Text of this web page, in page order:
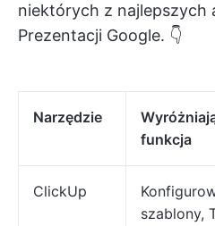
niektórych z najlepszych
Prezentacji Google. 👇
Narzędzie
funkcja
ClickUp
szablony,